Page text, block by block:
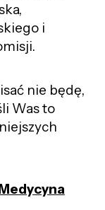
i
nie będę,
Was to